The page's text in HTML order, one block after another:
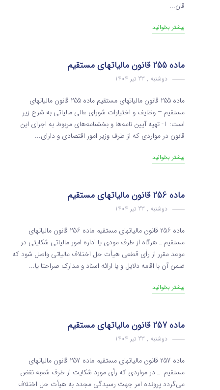
قان...
بیشتر بخوانید
ماده 255 قانون مالیاتهای مستقیم
دوشنبه , 23 تیر 1404
ماده 255 قانون مالیاتهای مستقیم ماده 255 قانون مالیاتهای
مستقیم – وظایف و اختیارات شورای عالی مالیاتی به شرح زیر
است: 1- تهیه آیین­ نامه‌ها و بخشنامه‌های مربوط به اجرای این
قانون در مواردی که از طرف وزیر امور اقتصادی و دارای...
بیشتر بخوانید
ماده 256 قانون مالیاتهای مستقیم
دوشنبه , 23 تیر 1404
ماده 256 قانون مالیاتهای مستقیم ماده 256 قانون مالیاتهای
مستقیم ـ هرگاه از طرف مودی یا اداره امور مالیاتی شکایتی‌ در
موعد مقرر از رأی قطعی هیأت حل اختلاف مالیاتی واصل شود که
ضمن آن با اقامه دلایل و یا ارائه اسناد و مدارک صراحتا یا...
بیشتر بخوانید
ماده 257 قانون مالیاتهای مستقیم
دوشنبه , 23 تیر 1404
ماده 257 قانون مالیاتهای مستقیم ماده 257 قانون مالیاتهای
مستقیم ـ در مواردی که رأی مورد شکایت از طرف شعبه نقض
می‌گردد پرونده امر جهت رسیدگی مجدد به هیأت حل ‌اختلاف